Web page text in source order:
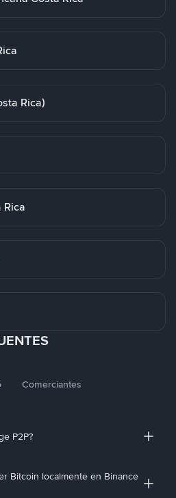
Rica)
Rica
Comerciantes
P2P?
Bitcoin localmente en Binance